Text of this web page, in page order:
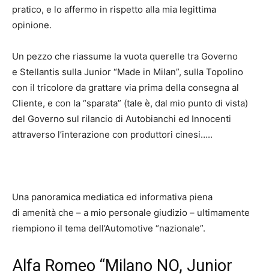
pratico, e lo affermo in rispetto alla mia legittima
opinione.
Un pezzo che riassume la vuota querelle tra Governo
e Stellantis sulla Junior “Made in Milan”, sulla Topolino
con il tricolore da grattare via prima della consegna al
Cliente, e con la “sparata” (tale è, dal mio punto di vista)
del Governo sul rilancio di Autobianchi ed Innocenti
attraverso l’interazione con produttori cinesi…..
Una panoramica mediatica ed informativa piena
di amenità che – a mio personale giudizio – ultimamente
riempiono il tema dell’Automotive “nazionale”.
Alfa Romeo “Milano NO, Junior